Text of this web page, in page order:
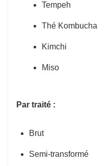
Tempeh
Thé Kombucha
Kimchi
Miso
Par traité :
Brut
Semi-transformé